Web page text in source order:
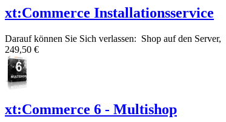
xt:Commerce Installationsservice
Darauf können Sie Sich verlassen: Shop auf den
249,50 €
xt:Commerce 6 - Multishop